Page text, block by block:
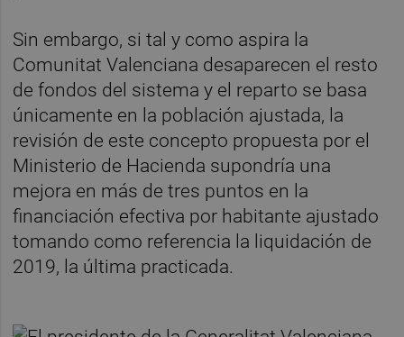
Sin embargo, si tal y como aspira la
Comunitat Valenciana desaparecen el resto
de fondos del sistema y el reparto se basa
únicamente en la población ajustada, la
revisión de este concepto propuesta por el
Ministerio de Hacienda supondría una
mejora en más de tres puntos en la
financiación efectiva por habitante ajustado
tomando como referencia la liquidación de
2019, la última practicada.